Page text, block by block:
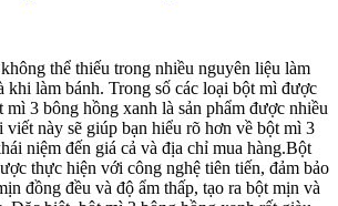
thể thiếu trong nhiều nguyên liệu làm
khi làm bánh. Trong số các loại bột mì được
mì 3 bông hồng xanh là sản phẩm được nhiều
này sẽ giúp bạn hiểu rõ hơn về bột mì 3
niệm đến giá cả và địa chỉ mua hàng.Bột
thực hiện với công nghệ tiên tiến, đảm bảo
đồng đều và độ ẩm thấp, tạo ra bột mịn và